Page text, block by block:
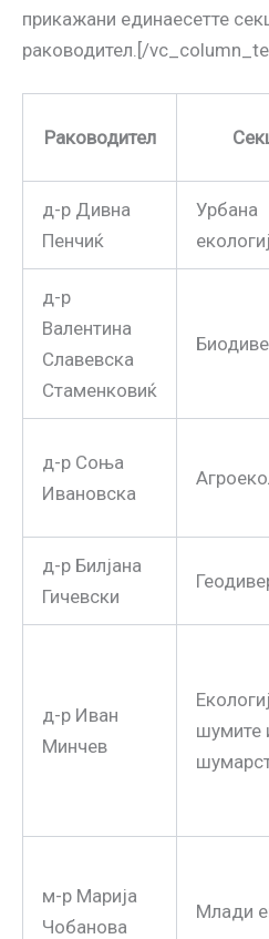
прикажани единаесетте
раководител.[/
Раководител
д-р Дивна
Пенчиќ
Урбана
д-р
Валентина
Славевска
Стаменковиќ
д-р Соња
Ивановска
д-р Билјана
Гичевски
д-р Иван
Минчев
шумите
м-р Maрија
Чобанова
Млади